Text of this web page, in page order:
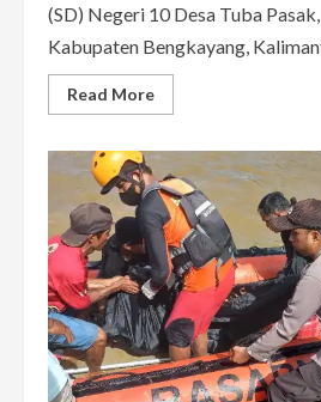
(SD) Negeri 10 Desa Tuba
Kabupaten Bengkayang,
Read MoreRead
more
Negeri
di
Bengkayang
Disegel
Gara-
gara
Utang
Proyek